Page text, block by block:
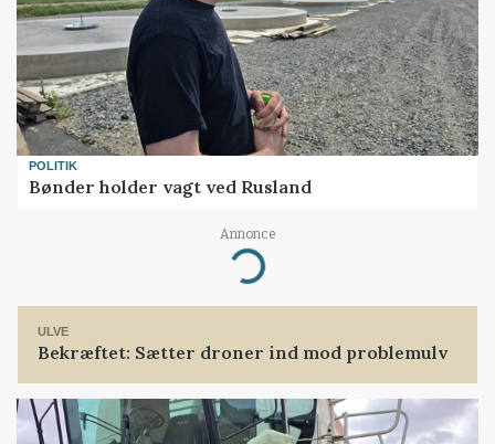
POLITIK
Bønder holder vagt ved Rusland
Annonce
Loading...
ULVE
Bekræftet: Sætter droner ind mod problemulv